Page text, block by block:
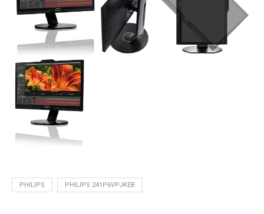
PHILIPS PHILIPS 241P6VPJKEB